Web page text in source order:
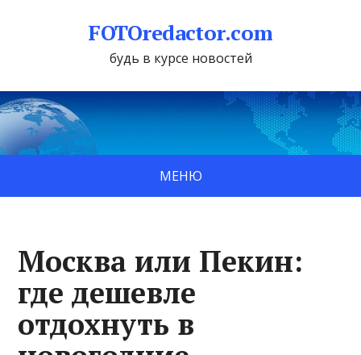
FOTOredactor.com
будь в курсе новостей
МЕНЮ
Москва или Пекин:
где дешевле
отдохнуть в